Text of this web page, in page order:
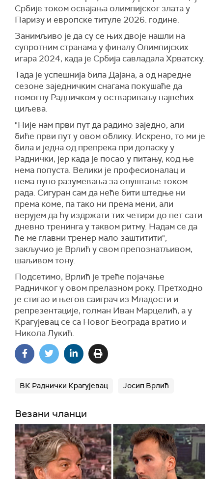
Србије током освајања олимпијског злата у
Паризу и европске титуле 2026. године.
Занимљиво је да су се њих двоје нашли на
супротним странама у финалу Олимпијских
игара 2024, када је Србија савладала Хрватску.
Тада је успешнија била Дајана, а од наредне
сезоне заједничким снагама покушаће да
помогну Радничком у остваривању највећих
циљева.
"Није нам први пут да радимо заједно, али
биће први пут у овом облику. Искрено, то ми је
била и једна од препрека при доласку у
Раднички, јер када је посао у питању, код ње
нема попуста. Велики је професионалац и
нема пуно разумевања за опуштање током
рада. Сигуран сам да неће бити штедње ни
према коме, па тако ни према мени, али
верујем да ћу издржати тих четири до пет сати
дневно тренинга у таквом ритму. Надам се да
ће ме главни тренер мало заштитити",
закључио је Врлић у свом препознатљивом,
шаљивом тону.
Подсетимо, Врлић је треће појачање
Радничког у овом прелазном року. Претходно
је стигао и његов саиграч из Младости и
репрезентације, голман Иван Марцелић, а у
Крагујевац се са Новог Београда вратио и
Никола Лукић.
ВК Раднички Крагујевац Јосип Врлић
Везани чланци